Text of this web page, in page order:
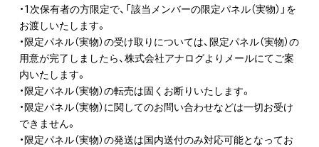
・1次保有者の方限定で、「該当メンバーの限定パネル（実物）」を
お渡しいたします。
・限定パネル（実物）の受け取りについては、限定パネル（実物）の
用意が完了しましたら、株式会社アナログよりメールにてご案
内いたします。
・限定パネル（実物）の転売は固くお断りいたします。
・限定パネル（実物）に関してのお問い合わせなどは一切お受け
できません。
・限定パネル（実物）の発送は国内送付のみ対応可能となってお